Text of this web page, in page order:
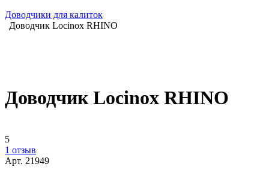
Доводчики для калиток
Доводчик Locinox RHINO
Доводчик Locinox RHINO
5
1 отзыв
Арт. 21949